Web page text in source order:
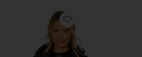
Favorite FREEDOM ベスト